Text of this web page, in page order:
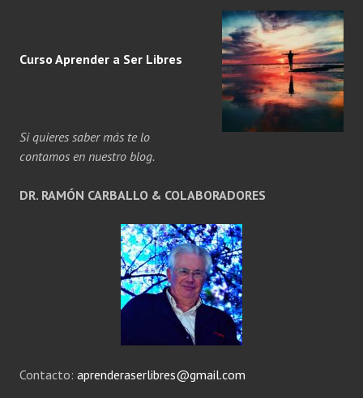
Curso Aprender a Ser Libres
Si quieres saber más te lo
contamos en nuestro blog.
DR. RAMÓN CARBALLO & COLABORADORES
Contacto: aprenderaserlibres@gmail.com